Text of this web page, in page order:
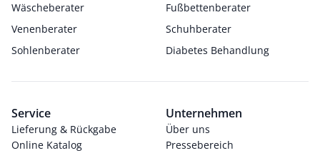
Wäscheberater
Fußbettenberater
Venenberater
Schuhberater
Sohlenberater
Diabetes Behandlung
Service
Lieferung & Rückgabe
Online Katalog
Unternehmen
Über uns
Pressebereich